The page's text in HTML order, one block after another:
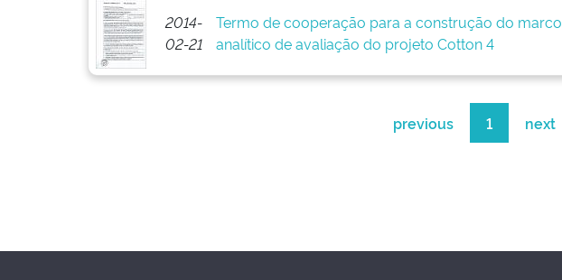
2014-
02-21
Termo de cooperação para a construção do marco
analítico de avaliação do projeto Cotton 4
previous 1 next